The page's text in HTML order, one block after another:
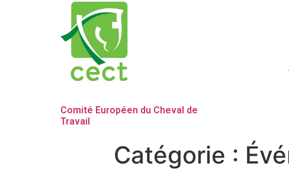
Comité Européen du Cheval de
Travail
Catégorie :